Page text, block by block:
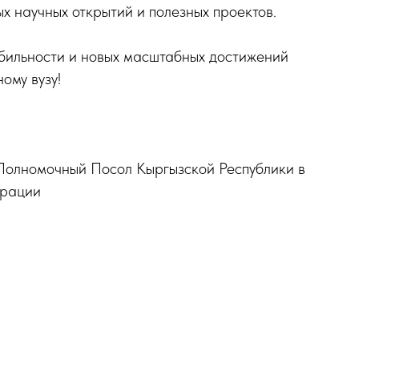
научных открытий и полезных проектов.
и новых масштабных достижений
вузу!
Посол Кыргызской Республики в